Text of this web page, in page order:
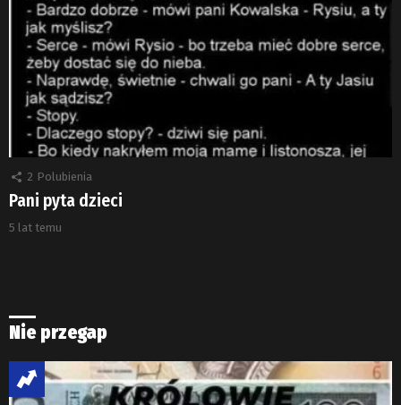
2 Polubienia
Pani pyta dzieci
5 lat temu
Nie przegap